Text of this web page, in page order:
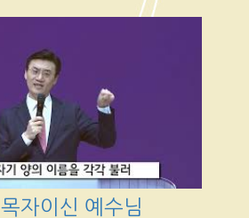
자이신 예수님